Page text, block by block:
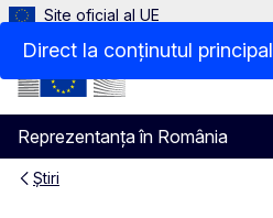
Direct la conținutul principal
Site oficial al UE
Reprezentanța în România
Menu
Știri